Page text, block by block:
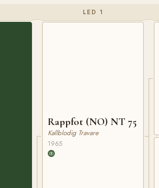
LED 1
Rappfot (NO) NT 75
Kallblodig Travare
1965